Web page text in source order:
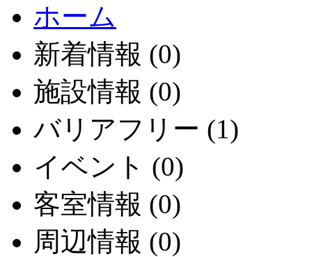
ホーム
新着情報 (0)
施設情報 (0)
バリアフリー (1)
イベント (0)
客室情報 (0)
周辺情報 (0)